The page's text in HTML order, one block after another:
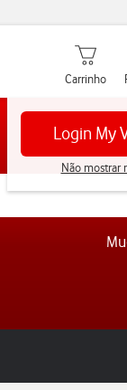
Carrinho
Login My
Não mostrar